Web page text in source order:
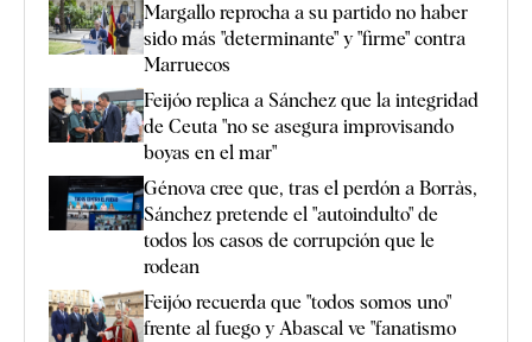
Margallo reprocha a su partido no haber
sido más "determinante" y "firme" contra
Marruecos
Feijóo replica a Sánchez que la integridad
de Ceuta "no se asegura improvisando
boyas en el mar"
Génova cree que, tras el perdón a Borràs,
Sánchez pretende el "autoindulto" de
todos los casos de corrupción que le
rodean
Feijóo recuerda que "todos somos uno"
frente al fuego y Abascal ve "fanatismo